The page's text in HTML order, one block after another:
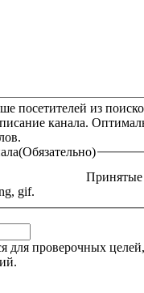
посетителей из
канала.
(Обязательно)
gif.
для проверочных